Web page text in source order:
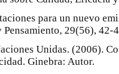
para un nuevo
29(56), 42-
Unidas. (2006).
Ginebra: Autor.